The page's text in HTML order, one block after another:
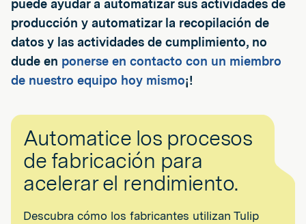
puede ayudar a automatizar sus actividades de
producción y automatizar la recopilación de
datos y las actividades de cumplimiento, no
dude en ponerse en contacto con un miembro
de nuestro equipo hoy mismo¡!
Automatice los procesos
de fabricación para
acelerar el rendimiento.
Descubra cómo los fabricantes utilizan Tulip